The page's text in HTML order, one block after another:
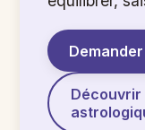
Découvrir